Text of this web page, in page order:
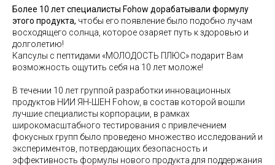
Более 10 лет специалисты Fohow дорабатывали формулу
этого продукта, чтобы его появление было подобно лучам
восходящего солнца, которое озаряет путь к здоровью и
долголетию!
Капсулы с пептидами «МОЛОДОСТЬ ПЛЮС» подарит Вам
возможность ощутить себя на 10 лет моложе!
В течении 10 лет группой разработки инновационных
продуктов НИИ ЯН-ШЕН Fohow, в состав которой вошли
лучшие специалисты корпорации, в рамках
широкомасштабного тестирования с привлечением
фокусных групп было проведено множество исследований и
экспериментов, потвердающих безопасность и
эффективность формулы нового продукта для поддержания